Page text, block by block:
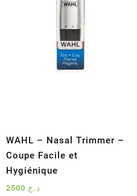
WAHL – Nasal Trimmer –
Coupe Facile et
Hygiénique
د.ج